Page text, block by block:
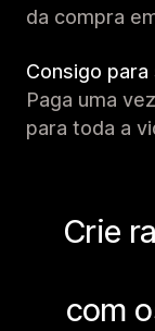
da compra
Consigo
Paga uma
para toda a
Crie
com